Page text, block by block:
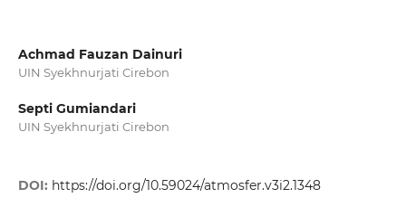
Achmad Fauzan Dainuri
UIN Syekhnurjati Cirebon
Septi Gumiandari
UIN Syekhnurjati Cirebon
DOI: https://doi.org/10.59024/atmosfer.v3i2.1348